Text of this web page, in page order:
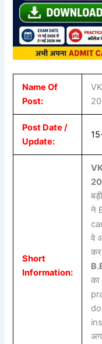
Name Of
Post:
Post Date /
Update:
Short
Information:
ने
वे